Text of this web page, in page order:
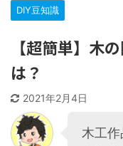
DIY豆知識
【超簡単】木
は？
2021年2月4日
木工